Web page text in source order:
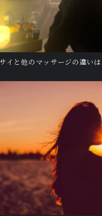
イと他のマッサージの違い